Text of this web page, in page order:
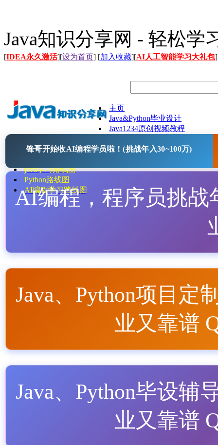
Java知识分享网 - 轻松学
[IDEA永久激活][设为首页] [加入收藏][AI人工智能学习大礼包]
主页
Java&Python毕业设计
Java1234原创视频教程
Java开源项目
java学习路线图
Python路线图
AI编程学习路线图
锋哥开始收AI编程学员啦！(挑战年入30~100万)
AI编程，程序员挑战
Java、Python项目定
业又靠谱
Java、Python毕设辅
业又靠谱